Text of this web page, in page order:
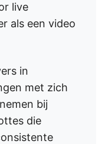
live
als een video
in
met zich
bij
die